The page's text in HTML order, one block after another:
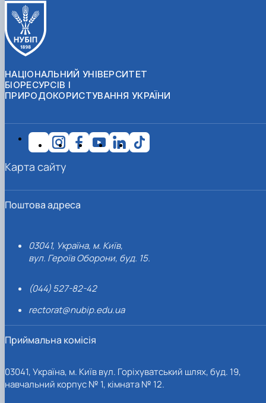
НАЦІОНАЛЬНИЙ УНІВЕРСИТЕТ
БІОРЕСУРСІВ І
ПРИРОДОКОРИСТУВАННЯ УКРАЇНИ
Поштова адреса
03041, Україна, м. Київ,
вул. Героїв Оборони, буд. 15.
(044) 527-82-42
rectorat@nubip.edu.ua
Приймальна комісія
03041, Україна, м. Київ вул. Горіхуватський шлях, буд. 19,
навчальний корпус № 1, кімната № 12.
Карта сайту